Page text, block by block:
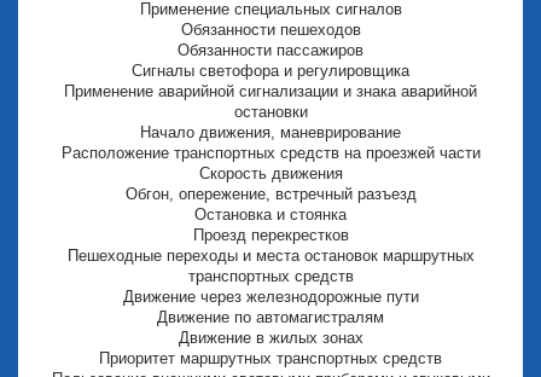
Применение специальных сигналов
Обязанности пешеходов
Обязанности пассажиров
Сигналы светофора и регулировщика
Применение аварийной сигнализации и знака аварийной
остановки
Начало движения, маневрирование
Расположение транспортных средств на проезжей части
Скорость движения
Обгон, опережение, встречный разъезд
Остановка и стоянка
Проезд перекрестков
Пешеходные переходы и места остановок маршрутных
транспортных средств
Движение через железнодорожные пути
Движение по автомагистралям
Движение в жилых зонах
Приоритет маршрутных транспортных средств